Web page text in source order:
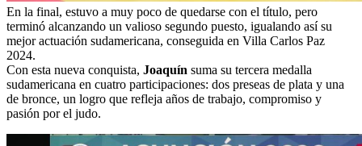
En la final, estuvo a muy poco de quedarse con el título, pero
terminó alcanzando un valioso segundo puesto, igualando así su
mejor actuación sudamericana, conseguida en Villa Carlos Paz
2024.
Con esta nueva conquista, Joaquín suma su tercera medalla
sudamericana en cuatro participaciones: dos preseas de plata y una
de bronce, un logro que refleja años de trabajo, compromiso y
pasión por el judo.